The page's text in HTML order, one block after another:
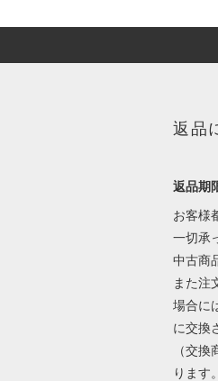
返品
返品期
お客様
一切承
中古商
また注
場合に
に交換
（交
ります